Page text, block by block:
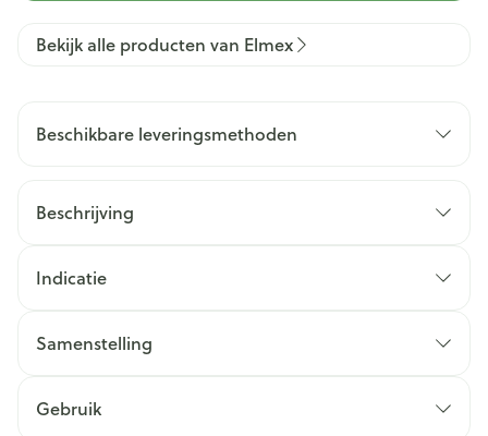
Bekijk alle producten van Elmex
Beschikbare leveringsmethoden
Beschrijving
Indicatie
Samenstelling
Gebruik